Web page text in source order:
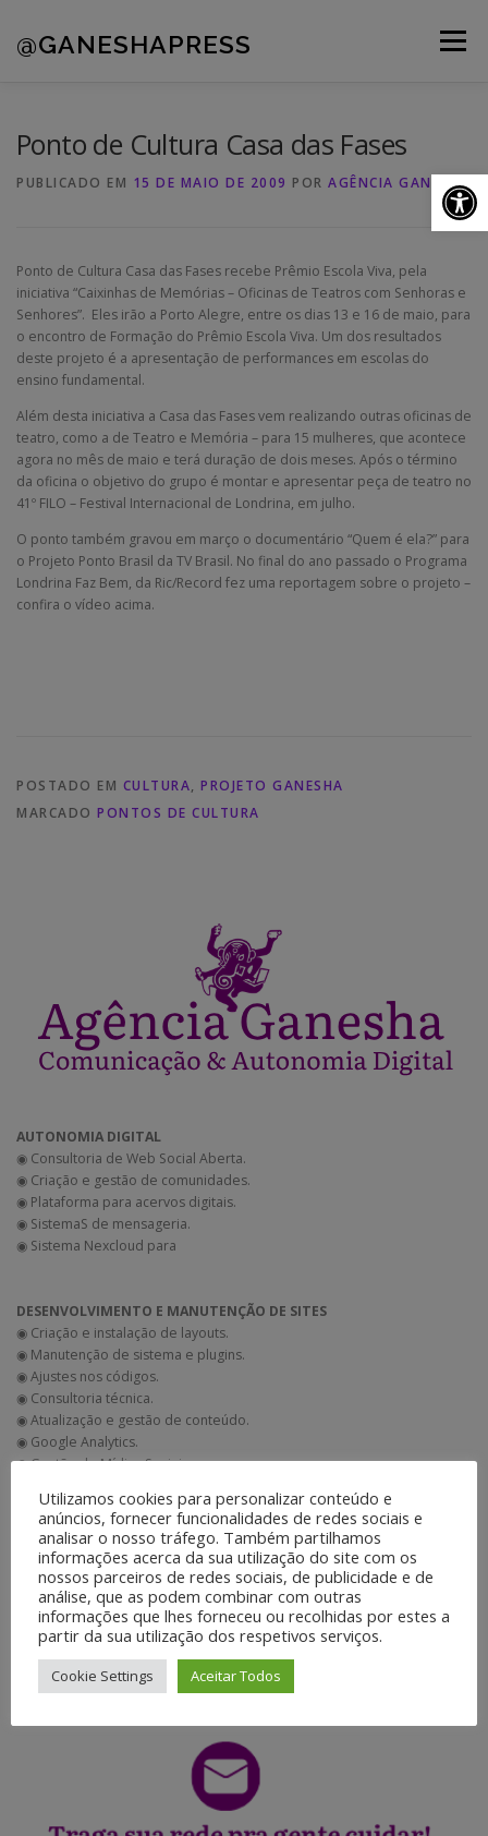
@GANESHAPRESS Menu
Ponto de Cultura Casa das Fases
PUBLICADO EM 15 DE MAIO DE 2009 POR AGÊNCIA GANESHA
Ponto de Cultura Casa das Fases recebe Prêmio Escola Viva, pela
iniciativa “Caixinhas de Memórias – Oficinas de Teatros com Senhoras e
Senhores”. Eles irão a Porto Alegre, entre os dias 13 e 16 de maio, para
o encontro de Formação do Prêmio Escola Viva. Um dos resultados
deste projeto é a apresentação de performances em escolas do
ensino fundamental.
Além desta iniciativa a Casa das Fases vem realizando outras oficinas de
teatro, como a de Teatro e Memória – para 15 mulheres, que acontece
agora no mês de maio e terá duração de dois meses. Após o término
da oficina o objetivo do grupo é montar e apresentar peça de teatro no
41º FILO – Festival Internacional de Londrina, em julho.
O ponto também gravou em março o documentário “Quem é ela?” para
o Projeto Ponto Brasil da TV Brasil. No final do ano passado o Programa
Londrina Faz Bem, da Ric/Record fez uma reportagem sobre o projeto –
confira o vídeo acima.
POSTADO EM CULTURA, PROJETO GANESHA
MARCADO PONTOS DE CULTURA
AUTONOMIA DIGITAL
◉ Consultoria de Web Social Aberta.
◉ Criação e gestão de comunidades.
◉ Plataforma para acervos digitais.
◉ SistemaS de mensageria.
◉ Sistema Nexcloud para
DESENVOLVIMENTO E MANUTENÇÃO DE SITES
◉ Criação e instalação de layouts.
◉ Manutenção de sistema e plugins.
◉ Ajustes nos códigos.
◉ Consultoria técnica.
◉ Atualização e gestão de conteúdo.
◉ Google Analytics.
◉ Gestão de Mídias Sociais.
PRODUÇÃO DE CONTEÚDO
◉ Elaboração de textos.
◉ Nutrição de leads.
◉ Edição de e-books.
◉ Ilustração digital.
◉ Pacote de cards.
◉ Motion Graphics.
◉ Web Vídeos.
◉ Jornalismo móvel.
Utilizamos cookies para personalizar conteúdo e
anúncios, fornecer funcionalidades de redes sociais e
analisar o nosso tráfego. Também partilhamos
informações acerca da sua utilização do site com os
nossos parceiros de redes sociais, de publicidade e de
análise, que as podem combinar com outras
informações que lhes forneceu ou recolhidas por estes a
partir da sua utilização dos respetivos serviços.
Cookie Settings Aceitar Todos